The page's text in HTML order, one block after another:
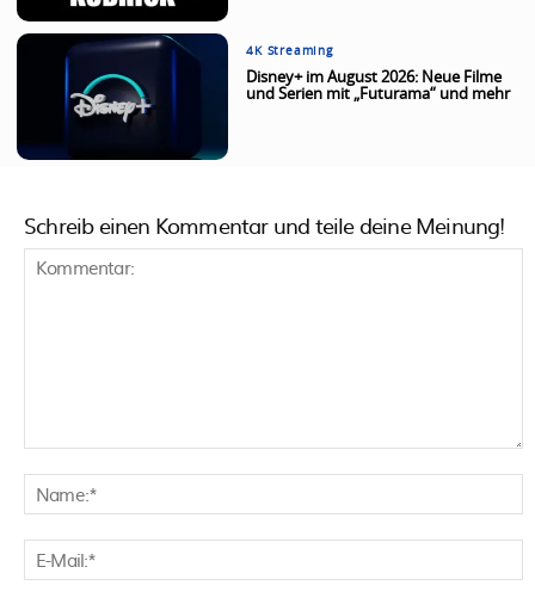
4K Streaming
Disney+ im August 2026: Neue Filme
und Serien mit „Futurama“ und mehr
Schreib einen Kommentar und teile deine Meinung!